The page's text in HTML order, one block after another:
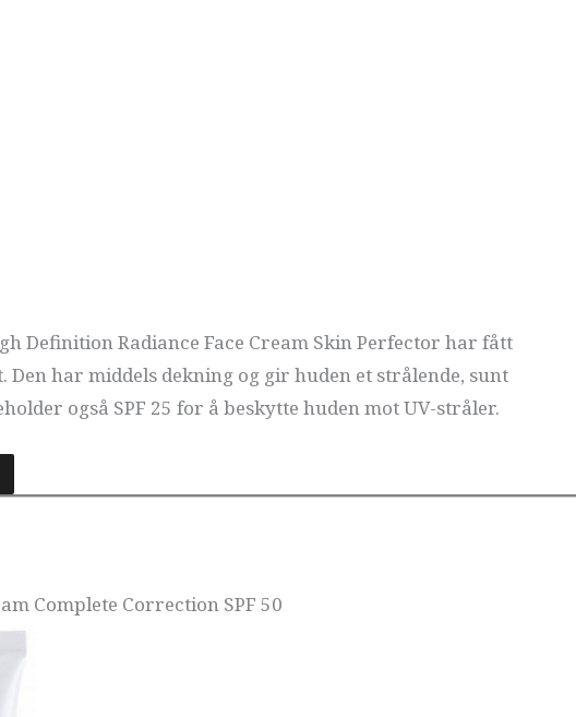
Definition Radiance Face Cream Skin Perfector har fått
Den har middels dekning og gir huden et strålende, sunt
også SPF 25 for å beskytte huden mot UV-stråler.
Complete Correction SPF 50